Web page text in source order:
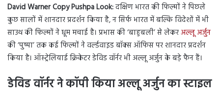
David Warner Copy Pushpa Look:दक्षिण भारत की फिल्मों ने पिछले
कुछ सालों में शानदार प्रदर्शन किया है, न सिर्फ भारत में बल्कि विदेशों में भी
साउथ की फिल्मों ने धूम मचाई है। प्रभास की ‘बाहुबली’ से लेकरअल्लू अर्जुन
की ‘पुष्पा’ तक कई फिल्मों ने वर्ल्डवाइड बॉक्स ऑफिस पर शानदार प्रदर्शन
किया है। ऑस्ट्रेलियाई क्रिकेटर डेविड वॉर्नर भी अल्लू अर्जुन के बडे़ फैन हैं।
डेविड वॉर्नर ने कॉपी किया अल्लू अर्जुन का स्टाइल